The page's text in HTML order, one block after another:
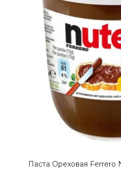
Паста Ореховая Ferrero